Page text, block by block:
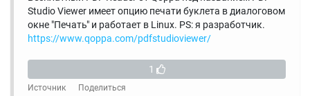
Studio Viewer имеет опцию печати буклета в диалоговом
окне "Печать" и работает в Linux. PS: я разработчик.
https://www.qoppa.com/pdfstudioviewer/
1
Источник
Поделиться